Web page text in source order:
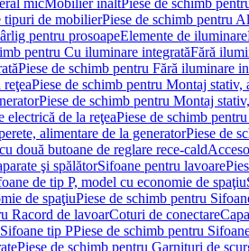
micMobilier înaltPiese de schimb
tipuri de mobilierPiese de schimb pentru
pentru prosoapeElemente de iluminare
pentru Cu iluminare integratăFără
Piese de schimb pentru Fără iluminare
Piese de schimb pentru Montaj stativ,
Piese de schimb pentru Montaj
electrică de la reţeaPiese de schimb
alimentare de la generatorPiese de
două butoane de reglare rece-cald
şi spălătorSifoane pentru lavoare
de tip P, model cu economie de spaţiu
de spaţiuPiese de schimb pentru
Racord de lavoarCoturi de conectare
Sifoane tip PPiese de schimb pentru
Piese de schimb pentru Garnituri de